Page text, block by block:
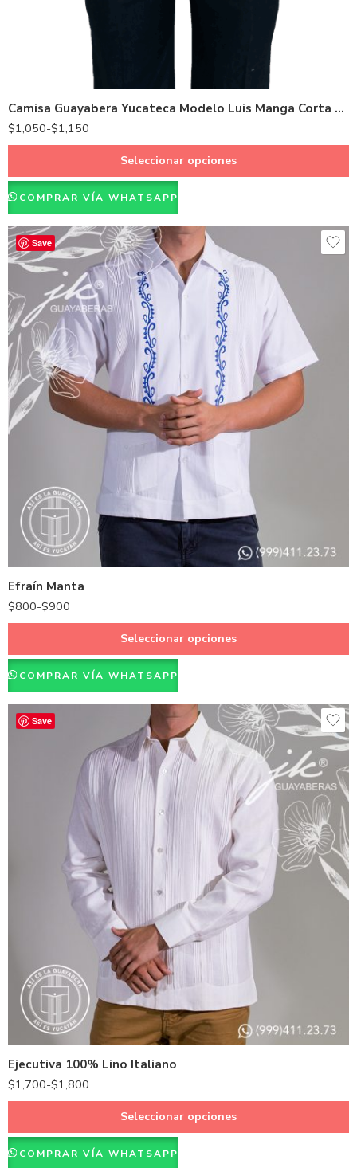
Camisa Guayabera Yucateca Modelo Luis Manga Corta Lino Español
$1,050-$1,150
Seleccionar opciones
COMPRAR VÍA WHATSAPP
Save
Efraín Manta
$800-$900
Hueso
Blanco
Seleccionar opciones
COMPRAR VÍA WHATSAPP
Save
Ejecutiva 100% Lino Italiano
$1,700-$1,800
Gris
Hueso
Kaki
Rosado
Verde Cemento
Azul
Verde
Seleccionar opciones
COMPRAR VÍA WHATSAPP